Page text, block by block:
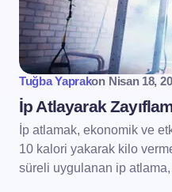
Tuğba Yaprakon Nisan 18,
İp Atlayarak
İp atlamak, ekonomik ve
10 kalori yakarak kilo
süreli uygulanan ip